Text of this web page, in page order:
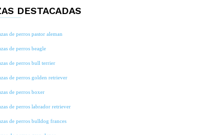
DESTACADAS
de perros pastor aleman
de perros beagle
de perros bull terrier
de perros golden retriever
de perros boxer
de perros labrador retriever
de perros bulldog frances